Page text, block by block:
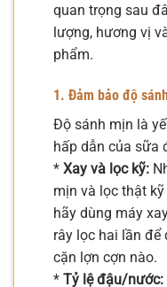
quan trọng sau
lượng, hương vị
phẩm.
1. Đảm bảo độ
Độ sánh mịn là
hấp dẫn của sữa
* Xay và lọc kỹ:
mịn và lọc thật
hãy dùng máy
rây lọc hai lần để
cặn lợn cợn nào.
* Tỷ lệ đậu/nước: